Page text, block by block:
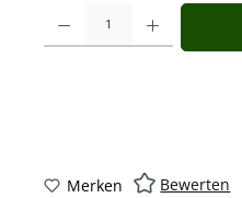
Produkt Anzahl: Gib den
Merken Bewerten